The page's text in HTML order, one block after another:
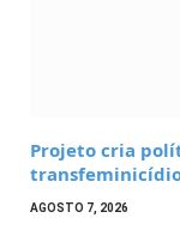
Projeto cria
AGOSTO 7, 2026